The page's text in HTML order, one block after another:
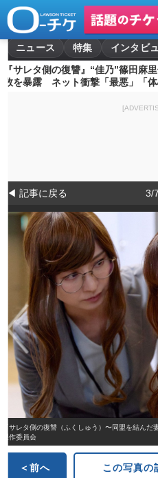
ニュース 特集 インタビ
『サレタ側の復讐』“佳乃”篠田麻
数を暴露 ネット衝撃「最悪」「体
◀ 記事に戻る 3/7
『サレタ側の復讐（ふくしゅう）〜同盟を結んだ
製作委員会
＜前へ この写真の